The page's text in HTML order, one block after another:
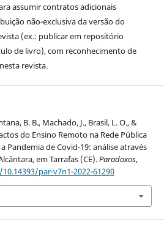
assumir contratos adicionais
não-exclusiva da versão do
(ex.: publicar em repositório
de livro), com reconhecimento de
revista.
B. B., Machado, J., Brasil, L. O., &
do Ensino Remoto na Rede Pública
Pandemia de Covid-19: análise através
em Tarrafas (CE).Paradoxos,
par-v7n1-2022-61290